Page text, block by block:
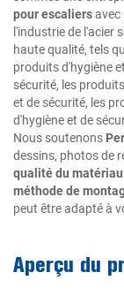
pour escaliersavec
l'industrie de l'acier
haute qualité, tels
produits d'hygiène
sécurité, les
et de sécurité, les
d'hygiène et de
Nous soutenons
dessins, photos de
qualité du
méthode de
peut être adapté à
Aperçu du